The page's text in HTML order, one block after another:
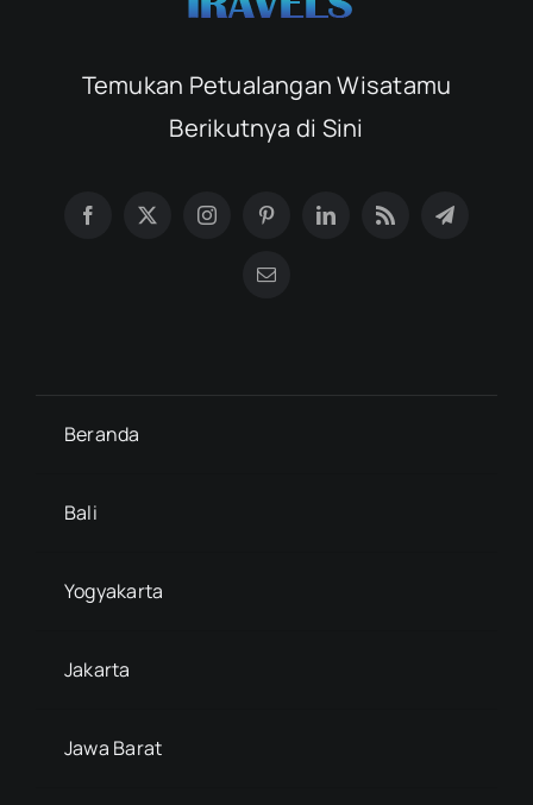
Temukan Petualangan Wisatamu
Berikutnya di Sini
Beranda
Bali
Yogyakarta
Jakarta
Jawa Barat